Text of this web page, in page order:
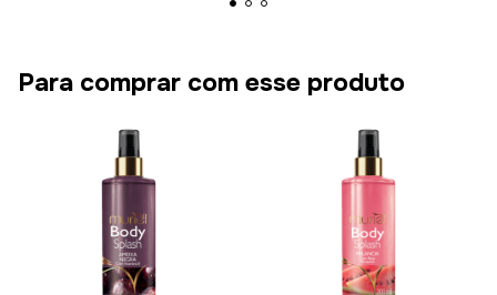
Para comprar com esse produto